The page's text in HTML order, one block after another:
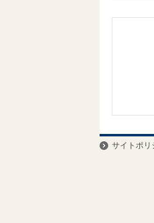
サイトポリ